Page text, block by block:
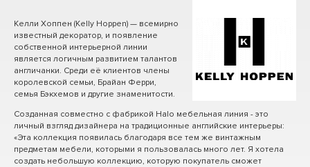
Келли Хоппен (Kelly Hoppen) — всемирно
известный декоратор, и появление
собственной интерьерной линии
является логичным развитием талантов
англичанки. Среди её клиентов члены
королевской семьи, Брайан Ферри,
семья Бэкхемов и другие знаменитости.
Созданная совместно с фабрикой Halo мебельная линия - это
личный взгляд дизайнера на традиционные английские интерьеры:
«Эта коллекция появилась благодаря все тем же винтажным
предметам мебели, которыми я пользовалась много лет. Я хотела
создать небольшую коллекцию, которую покупатель сможет